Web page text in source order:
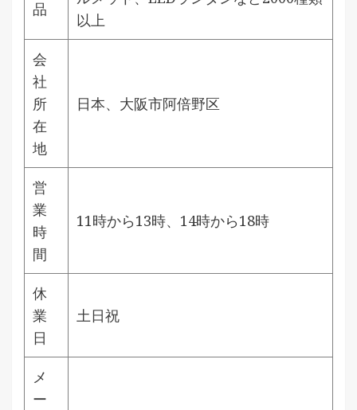
品
以上
会
社
所
在
地
日本、大阪市阿倍野区
営
業
時
間
11時から13時、14時から18時
休
業
日
土日祝
メ
ー